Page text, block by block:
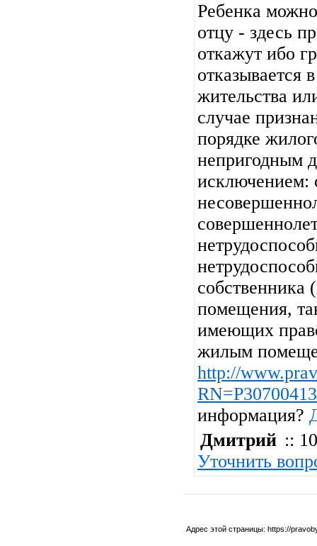
Ребенка
отцу - здесь
откажут ибо
отказывается
жительства
случае
порядке
непригодным
исключением:
собственника
помещения,
имеющих
жилым
http://
RN=P30700413
информация?
Дмитрий ::
Уточнить
Адрес этой страницы: https://